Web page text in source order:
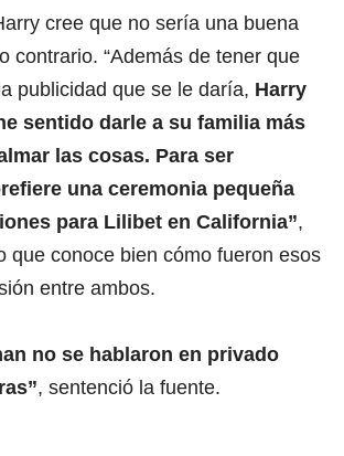
cree que no sería una buena
contrario. “Además de tener que
publicidad que se le daría, Harry
sentido darle a su familia más
las cosas. Para ser
una ceremonia pequeña
para Lilibet en California”,
que conoce bien cómo fueron esos
entre ambos.
no se hablaron en privado
, sentenció la fuente.